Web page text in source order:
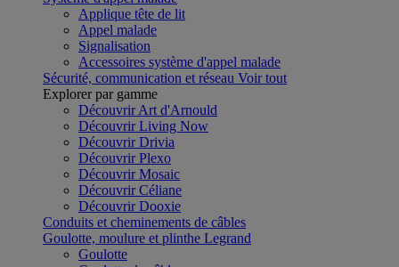
Applique tête de lit
Appel malade
Signalisation
Accessoires système d'appel malade
Sécurité, communication et réseau Voir tout
Explorer par gamme
Découvrir Art d'Arnould
Découvrir Living Now
Découvrir Drivia
Découvrir Plexo
Découvrir Mosaic
Découvrir Céliane
Découvrir Dooxie
Conduits et cheminements de câbles
Goulotte, moulure et plinthe Legrand
Goulotte